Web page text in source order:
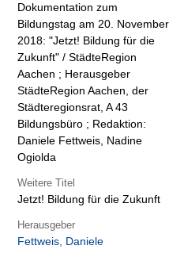
Dokumentation zum
Bildungstag am 20. November
2018: "Jetzt! Bildung für die
Zukunft" / StädteRegion
Aachen ; Herausgeber
StädteRegion Aachen, der
Städteregionsrat, A 43
Bildungsbüro ; Redaktion:
Daniele Fettweis, Nadine
Ogiolda
Weitere Titel
Jetzt! Bildung für die Zukunft
Herausgeber
Fettweis, Daniele